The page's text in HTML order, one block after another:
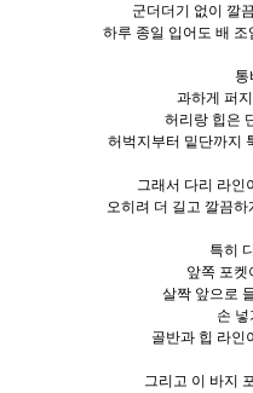
군더더기 없이 깔
하루 종일 입어도 배
통
과하게 퍼
허리랑 힙은
허벅지부터 밑단까지
그래서 다리 라인
오히려 더 길고 깔끔
특히
앞쪽 포켓
살짝 앞으로
손 넣
골반과 힙 라인
그리고 이 바지